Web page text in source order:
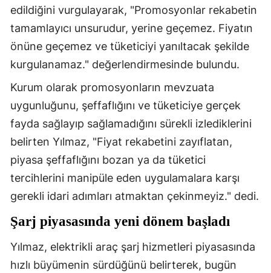
edildiğini vurgulayarak, "Promosyonlar rekabetin
tamamlayıcı unsurudur, yerine geçemez. Fiyatın
önüne geçemez ve tüketiciyi yanıltacak şekilde
kurgulanamaz." değerlendirmesinde bulundu.
Kurum olarak promosyonların mevzuata
uygunluğunu, şeffaflığını ve tüketiciye gerçek
fayda sağlayıp sağlamadığını sürekli izlediklerini
belirten Yılmaz, "Fiyat rekabetini zayıflatan,
piyasa şeffaflığını bozan ya da tüketici
tercihlerini manipüle eden uygulamalara karşı
gerekli idari adımları atmaktan çekinmeyiz." dedi.
Şarj piyasasında yeni dönem başladı
Yılmaz, elektrikli araç şarj hizmetleri piyasasında
hızlı büyümenin sürdüğünü belirterek, bugün